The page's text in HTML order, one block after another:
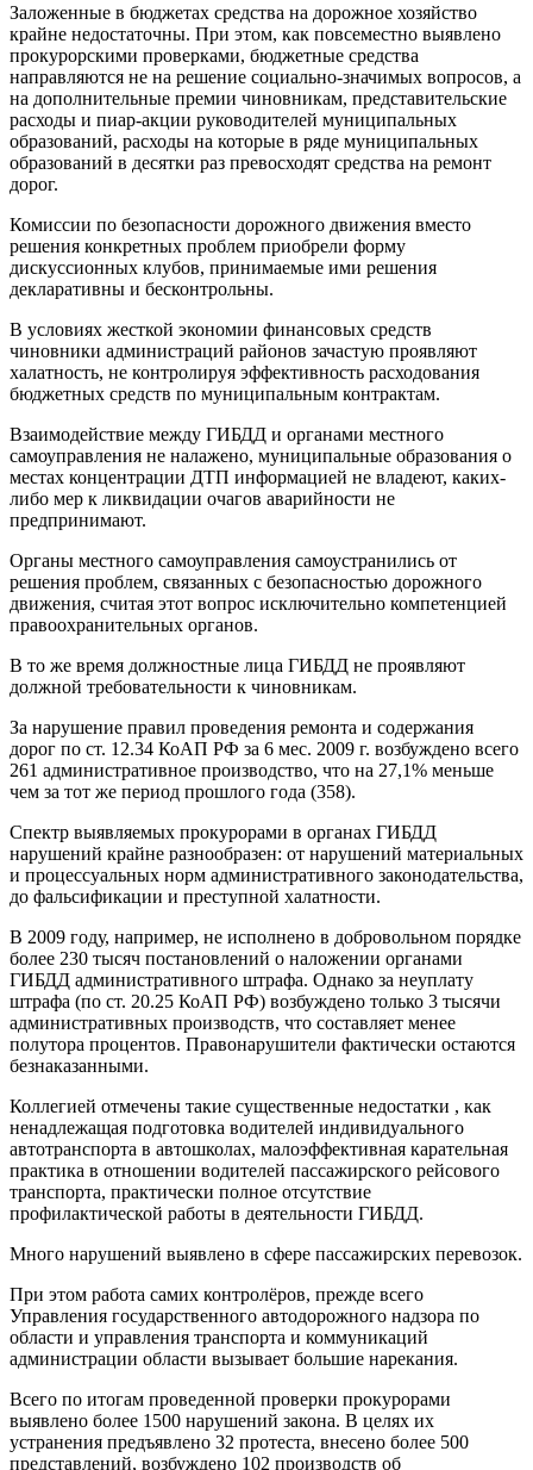
Заложенные в бюджетах средства на дорожное хозяйство
крайне недостаточны. При этом, как повсеместно выявлено
прокурорскими проверками, бюджетные средства
направляются не на решение социально-значимых вопросов, а
на дополнительные премии чиновникам, представительские
расходы и пиар-акции руководителей муниципальных
образований, расходы на которые в ряде муниципальных
образований в десятки раз превосходят средства на ремонт
дорог.
Комиссии по безопасности дорожного движения вместо
решения конкретных проблем приобрели форму
дискуссионных клубов, принимаемые ими решения
декларативны и бесконтрольны.
В условиях жесткой экономии финансовых средств
чиновники администраций районов зачастую проявляют
халатность, не контролируя эффективность расходования
бюджетных средств по муниципальным контрактам.
Взаимодействие между ГИБДД и органами местного
самоуправления не налажено, муниципальные образования о
местах концентрации ДТП информацией не владеют, каких-
либо мер к ликвидации очагов аварийности не
предпринимают.
Органы местного самоуправления самоустранились от
решения проблем, связанных с безопасностью дорожного
движения, считая этот вопрос исключительно компетенцией
правоохранительных органов.
В то же время должностные лица ГИБДД не проявляют
должной требовательности к чиновникам.
За нарушение правил проведения ремонта и содержания
дорог по ст. 12.34 КоАП РФ за 6 мес. 2009 г. возбуждено всего
261 административное производство, что на 27,1% меньше
чем за тот же период прошлого года (358).
Спектр выявляемых прокурорами в органах ГИБДД
нарушений крайне разнообразен: от нарушений материальных
и процессуальных норм административного законодательства,
до фальсификации и преступной халатности.
В 2009 году, например, не исполнено в добровольном порядке
более 230 тысяч постановлений о наложении органами
ГИБДД административного штрафа. Однако за неуплату
штрафа (по ст. 20.25 КоАП РФ) возбуждено только 3 тысячи
административных производств, что составляет менее
полутора процентов. Правонарушители фактически остаются
безнаказанными.
Коллегией отмечены такие существенные недостатки , как
ненадлежащая подготовка водителей индивидуального
автотранспорта в автошколах, малоэффективная карательная
практика в отношении водителей пассажирского рейсового
транспорта, практически полное отсутствие
профилактической работы в деятельности ГИБДД.
Много нарушений выявлено в сфере пассажирских перевозок.
При этом работа самих контролёров, прежде всего
Управления государственного автодорожного надзора по
области и управления транспорта и коммуникаций
администрации области вызывает большие нарекания.
Всего по итогам проведенной проверки прокурорами
выявлено более 1500 нарушений закона. В целях их
устранения предъявлено 32 протеста, внесено более 500
представлений, возбуждено 102 производств об